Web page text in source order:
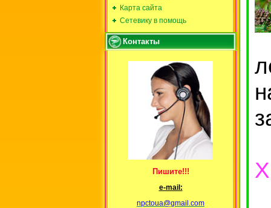
Карта сайта
Сетевику в помощь
Контакты
Пишите!!!
е-mail:
npctoua@gmail.com